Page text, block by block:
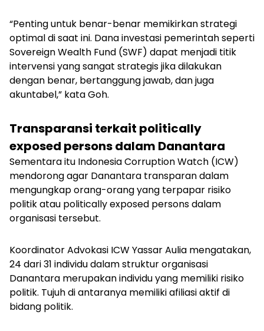
“Penting untuk benar-benar memikirkan strategi
optimal di saat ini. Dana investasi pemerintah seperti
Sovereign Wealth Fund (SWF) dapat menjadi titik
intervensi yang sangat strategis jika dilakukan
dengan benar, bertanggung jawab, dan juga
akuntabel,” kata Goh.
Transparansi terkait politically
exposed persons dalam Danantara
Sementara itu Indonesia Corruption Watch (ICW)
mendorong agar Danantara transparan dalam
mengungkap orang-orang yang terpapar risiko
politik atau politically exposed personsdalam
organisasi tersebut.
Koordinator Advokasi ICW Yassar Aulia mengatakan,
24 dari 31 individu dalam struktur organisasi
Danantara merupakan individu yang memiliki risiko
politik. Tujuh di antaranya memiliki afiliasi aktif di
bidang politik.